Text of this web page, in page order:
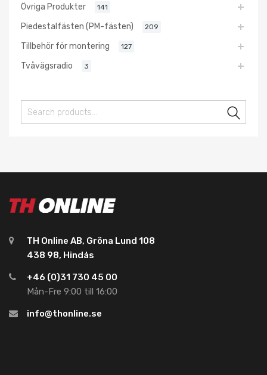
Övriga Produkter 141
Piedestalfästen (PM-fästen) 209
Tillbehör för montering 127
Tvåvägsradio 3
TH Online AB, Gröna Lund 108
438 98, Hindås
+46 (0)31 730 45 00
Mån-Fre 9:00 till 16:00
info@thonline.se